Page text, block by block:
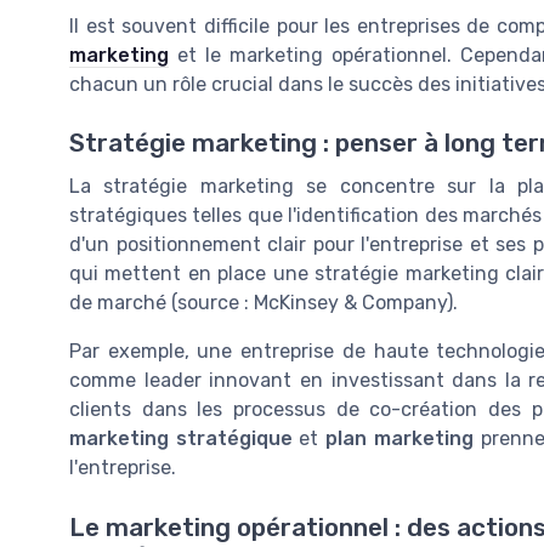
Il est souvent difficile pour les entreprises de
marketing et le marketing opérationnel.
chacun un rôle crucial dans le succès des
Stratégie marketing : penser à long
La stratégie marketing se concentre sur la
stratégiques telles que l'identification des
d'un positionnement clair pour l'entreprise et ses
qui mettent en place une stratégie marketing
de marché (source : McKinsey & Company).
Par exemple, une entreprise de haute
comme leader innovant en investissant dans la
clients dans les processus de co-création
marketing stratégique et plan marketing
l'entreprise.
Le marketing opérationnel : des